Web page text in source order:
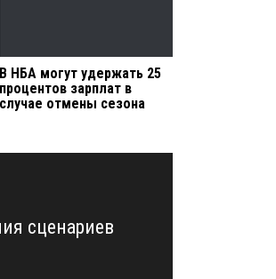
В НБА могут удержать 25
процентов зарплат в
случае отмены сезона
сценариев